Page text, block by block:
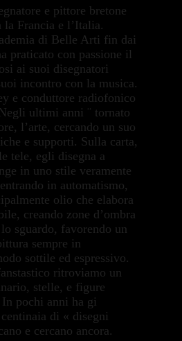
e pittore bretone
Francia e l’Italia.
di Belle Arti fin dai
praticato con passione il
ai suoi disegnatori
incontro con la musica.
e conduttore radiofonico
ultimi anni ¨ tornato
l’arte, cercando un suo
e supporti. Sulla carta,
tele, egli disegna a
in uno stile veramente
in automatismo,
olio che elabora
creando zone d’ombra
sguardo, favorendo un
sempre in
sottile ed espressivo.
ritroviamo un
stelle, e figure
pochi anni ha gi
di « disegni
e cercano ancora.